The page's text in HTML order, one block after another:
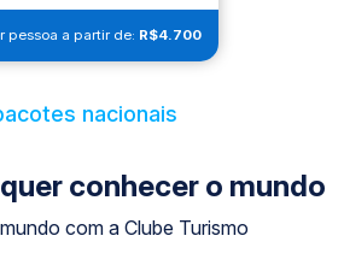
pessoa a partir de: R$4.700
nacionais
conhecer o mundo
com a Clube Turismo